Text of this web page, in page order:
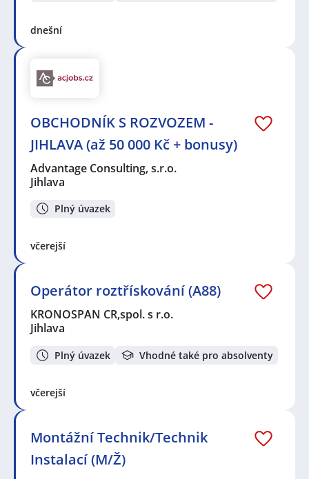
dnešní
OBCHODNÍK S ROZVOZEM -
JIHLAVA (až 50 000 Kč + bonusy)
Advantage Consulting, s.r.o.
Jihlava
Plný úvazek
včerejší
Operátor roztřískování (A88)
KRONOSPAN CR,spol. s r.o.
Jihlava
Plný úvazek Vhodné také pro absolventy
včerejší
Montážní Technik/Technik
Instalací (M/Ž)